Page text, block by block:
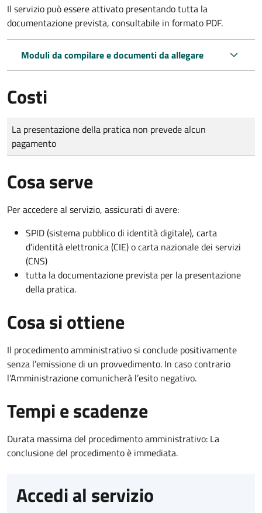
Il servizio può essere attivato presentando tutta la
documentazione prevista, consultabile in formato PDF.
Moduli da compilare e documenti da allegare
Costi
Tipo di pagamento
Importo
La presentazione della pratica non prevede alcun
pagamento
Cosa serve
Per accedere al servizio, assicurati di avere:
SPID (sistema pubblico di identità digitale), carta
d’identità elettronica (CIE) o carta nazionale dei servizi
(CNS)
tutta la documentazione prevista per la presentazione
della pratica.
Cosa si ottiene
Il procedimento amministrativo si conclude positivamente
senza l’emissione di un provvedimento. In caso contrario
l’Amministrazione comunicherà l’esito negativo.
Tempi e scadenze
Durata massima del procedimento amministrativo: La
conclusione del procedimento è immediata.
Accedi al servizio